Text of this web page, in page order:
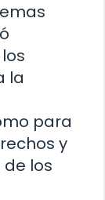
la
para
y
los